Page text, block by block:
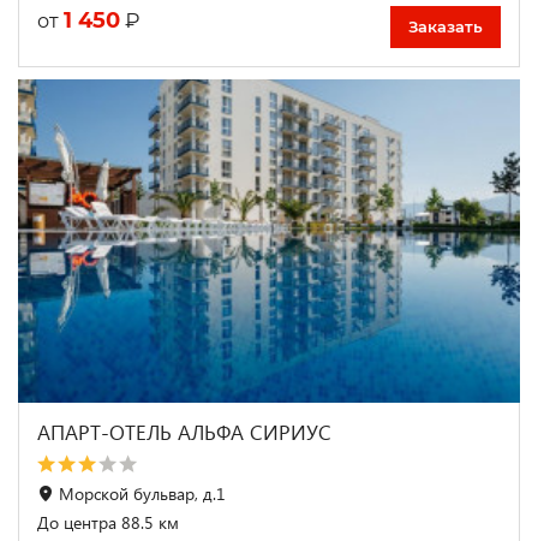
от 1 450 ₽ Заказать
АПАРТ-ОТЕЛЬ АЛЬФА СИРИУС
Морской бульвар, д.1
До центра 88.5 км